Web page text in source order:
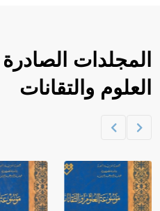
المجلدات
العلوم والتقانات